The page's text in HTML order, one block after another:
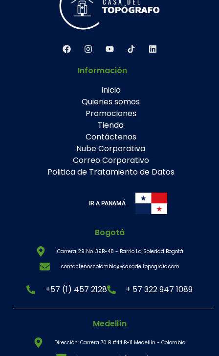
Información
Inicio
Quienes somos
Promociones
Tienda
Contáctenos
Nube Corporativa
Correo Corporativo
Politica de Tratamiento de Datos
IR A PANAMÁ
Bogotá
Carrera 29 No. 39B-48 - Barrio La Soledad Bogotá
contactenoscolombia@casadeltopografo.com
+57 (1) 457 2128 + 57 322 947 1089
Medellín
Dirección: Carrera 70 B #44 B-11 Medellín - Colombia